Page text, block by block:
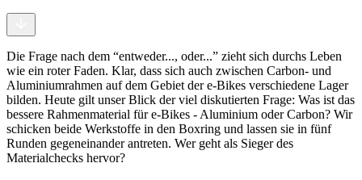
Die Frage nach dem “entweder..., oder...” zieht sich durchs Leben
wie ein roter Faden. Klar, dass sich auch zwischen Carbon- und
Aluminiumrahmen auf dem Gebiet der e-Bikes verschiedene Lager
bilden. Heute gilt unser Blick der viel diskutierten Frage: Was ist das
bessere Rahmenmaterial für e-Bikes - Aluminium oder Carbon? Wir
schicken beide Werkstoffe in den Boxring und lassen sie in fünf
Runden gegeneinander antreten. Wer geht als Sieger des
Materialchecks hervor?